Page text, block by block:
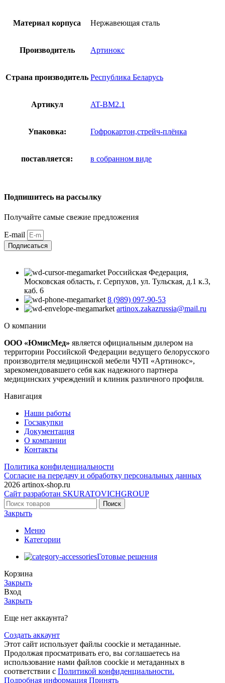
сталь
Материал корпуса Нержавеющая сталь
Производитель Артинокс
Страна производитель Республика Беларусь
Артикул AT-BM2.1
Упаковка: Гофрокартон,стрейч-плёнка
поставляется: в собранном виде
Подпишитесь на рассылку
Получайте самые свежие предложения
E-mail
Подписаться
Российская Федерация,
Московская область, г. Серпухов, ул. Тульская, д.1 к.3,
каб. 6
8 (989) 097-90-53
artinox.zakazrussia@mail.ru
О компании
ООО «ЮмисМед» является официальным дилером на
территории Российской Федерации ведущего белорусского
производителя медицинской мебели ЧУП «Артинокс»,
зарекомендовавшего себя как надежного партнера
медицинских учреждений и клиник различного профиля.
Навигация
Наши работы
Госзакупки
Документация
О компании
Контакты
Политика конфиденциальности
Согласие на передачу и обработку персональных данных
2026 artinox-shop.ru
Сайт разработан SKURATOVICHGROUP
Поиск
Закрыть
Меню
Категории
Готовые решения
Корзина
Закрыть
Вход
Закрыть
Еще нет аккаунта?
Создать аккаунт
Этот сайт использует файлы coockie и метаданные.
Продолжая просматривать его, вы соглашаетесь на
использование нами файлов coockie и метаданных в
соответствии с Политикой конфиденциальности.
Подробная информация Подробная
Принять